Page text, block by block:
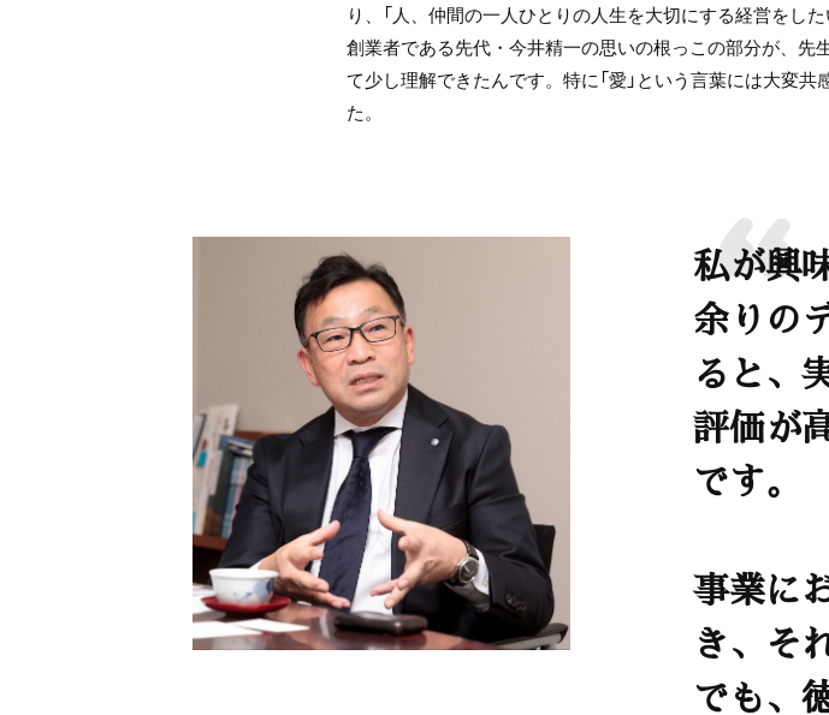
り、「人、仲間の一人ひとりの人生を大切にする経営をした
創業者である先代・今井精一の思いの根っこの部分が、先
て少し理解できたんです。特に「愛」という言葉には大変共
た。
私が興
余りの
ると、
評価が
です。
事業に
き、そ
でも、